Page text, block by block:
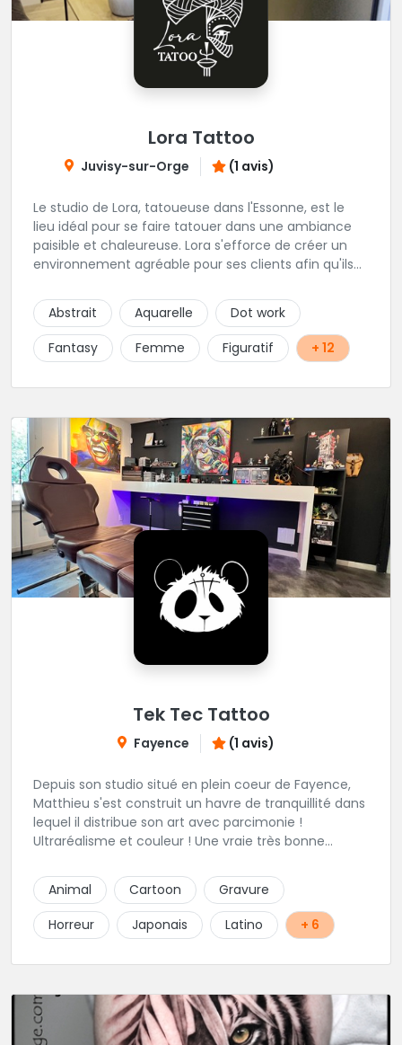
Lora Tattoo
Juvisy-sur-Orge (1 avis)
Le studio de Lora, tatoueuse dans l'Essonne, est le
lieu idéal pour se faire tatouer dans une ambiance
paisible et chaleureuse. Lora s'efforce de créer un
environnement agréable pour ses clients afin qu'ils
tatouage. Dimitry quant à lui s'occupe du piercing.
Laura est une artiste passionnée et dévouée qui met
un point d'honneur à offrir des tatouages de qualité
à tout ses clients. Elle prend le temps de comprendre
représente. Ses tatouages sont réputés pour leur
finesse et leur qualité. Véritable havre de paix, loin du
tumulte de la grande ville, LK design est une vraie
bonne adresse dans la région.
Abstrait Aquarelle
Dot work
Fantasy
Femme Figuratif + 12
Tek Tec Tattoo
Fayence (1 avis)
Depuis son studio situé en plein coeur de Fayence,
Matthieu s'est construit un havre de tranquillité dans
lequel il distribue son art avec parcimonie !
Ultraréalisme et couleur ! Une vraie très bonne
Animal
Cartoon
Gravure
Horreur
Japonais Latino + 6